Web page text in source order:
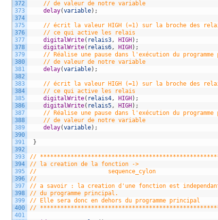
372
373
374
375
376
377
378
379
380
381
382
383
384
385
386
387
388
389
390
391
392
393
394
395
396
397
398
399
400
401
// de valeur de notre variable
delay(variable) ;
// écrit la valeur HIGH (=1) sur la broche des
// ce qui active les relais
digitalWrite( relais3 , HIGH) ;
digitalWrite( relais6 , HIGH) ;
// Réalise une pause dans l'exécution du programme
// de valeur de notre variable
delay(variable) ;
// écrit la valeur HIGH (=1) sur la broche des
// ce qui active les relais
digitalWrite( relais4 , HIGH) ;
digitalWrite( relais5 , HIGH) ;
// Réalise une pause dans l'exécution du programme
// de valeur de notre variable
delay(variable) ;
}
//
// la creation de la fonction ->
//                     sequence_cylon
//
// a savoir : la creation d'une fonction est
// du programme principal.
// Elle sera donc en dehors du programme principal
//